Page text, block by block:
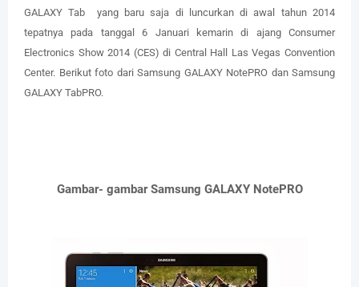
GALAXY Tab yang baru saja di luncurkan di awal tahun 2014
tepatnya pada tanggal 6 Januari kemarin di ajang Consumer
Electronics Show 2014 (CES) di Central Hall Las Vegas Convention
Center. Berikut foto dari Samsung GALAXY NotePRO dan Samsung
GALAXY TabPRO.
Gambar- gambar Samsung GALAXY NotePRO